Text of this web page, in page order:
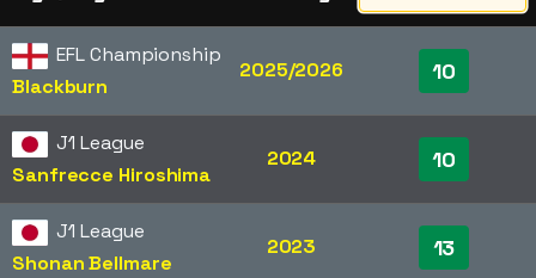
EFL Championship
Blackburn
2025/2026 10
J1 League
Sanfrecce Hiroshima
2024 10
J1 League
Shonan Bellmare
2023 13